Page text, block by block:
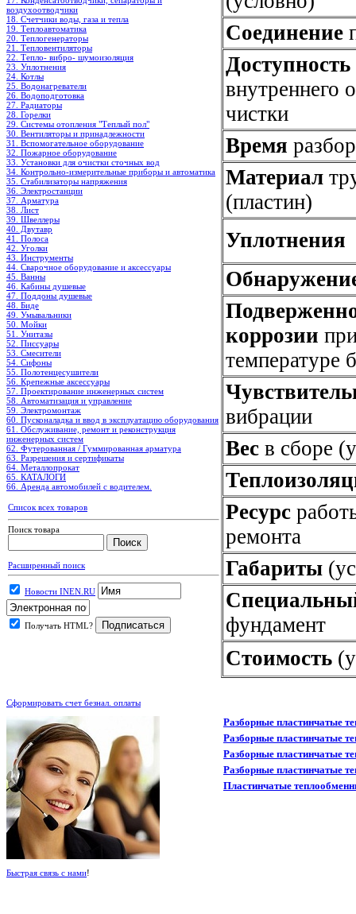
воздухоотводчики
18. Счетчики воды, газа и тепла
19. Теплоавтоматика
20. Теплогенераторы
21. Тепловентиляторы
22. Тепло- вибро- шумоизоляция
23. Уплотнения
24. Котлы
25. Водонагреватели
26. Водоподготовка
27. Радиаторы
28. Горелки
29. Системы отопления "Теплый пол"
30. Вентиляторы и принадлежности
31. Вспомогательное оборудование
32. Пожарное оборудование
33. Установки для очистки сточных вод
34. Контрольно-измерительные приборы и автоматика
35. Стабилизаторы напряжения
36. Электростанции
37. Арматура
38. Лист
39. Швеллеры
40. Двутавр
41. Полоса
42. Уголки
43. Инструменты
44. Сварочное оборудование и аксессуары
45. Ванны
46. Кабины душевые
47. Поддоны душевые
48. Биде
49. Умывальники
50. Мойки
51. Унитазы
52. Писсуары
53. Смесители
54. Сифоны
55. Полотенцесушители
56. Крепежные аксессуары
57. Проектирование инженерных систем
58. Автоматизация и управление
59. Электромонтаж
60. Пусконаладка и ввод в эксплуатацию оборудования
61. Обслуживание, ремонт и реконструкция
инженерных систем
62. Футерованная / Гуммированная арматура
63. Разрешения и сертификаты
64. Металлопрокат
65. КАТАЛОГИ
66. Аренда автомобилей с водителем.
Список всех товаров
Поиск товара
Расширенный поиск
Новости INEN.RU
Получать HTML?
Сформировать счет безнал. оплаты
Быстрая связь с нами!
Соединение
Доступность
внутреннего
чистки
Время
Материал
(пластин)
Уплотнения
коррозии
температуре
вибрации
Вес в сборе
Ресурс
ремонта
Габариты
фундамент
Стоимость
Разборные пластинчатые
Разборные пластинчатые
Разборные пластинчатые
Разборные пластинчатые
Пластинчатые